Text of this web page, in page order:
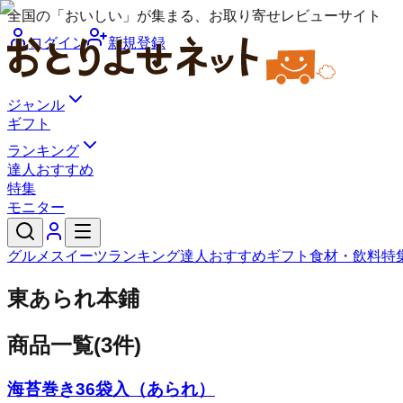
全国の「おいしい」が集まる、お取り寄せレビューサイト
ログイン
新規登録
ジャンル
ギフト
ランキング
達人おすすめ
特集
モニター
グルメ スイーツランキング達人おすすめギフト 食材・飲料特
東あられ本鋪
商品一覧(3件)
海苔巻き36袋入（あられ）